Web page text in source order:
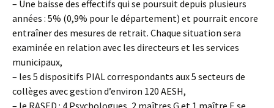
– Une baisse des effectifs qui se poursuit depuis plusieurs
années : 5% (0,9% pour le département) et pourrait encore
entraîner des mesures de retrait. Chaque situation sera
examinée en relation avec les directeurs et les services
municipaux,
– les 5 dispositifs PIAL correspondants aux 5 secteurs de
collèges avec gestion d’environ 120 AESH,
– le RASED : 4 Psychologues, 2 maîtres G et 1 maître E se